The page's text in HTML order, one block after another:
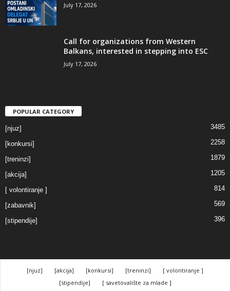
July 17, 2026
Call for organizations from Western
Balkans, interested in stepping into ESC
July 17, 2026
POPULAR CATEGORY
[njuz] 3485
[konkursi] 2258
[treninzi] 1879
[akcija] 1205
[ volontiranje ] 814
[zabavnik] 569
[stipendije] 396
[njuz] [akcija] [konkursi] [treninzi]
[ volontiranje ]
[stipendije]
[ savetovalište za mlade ]